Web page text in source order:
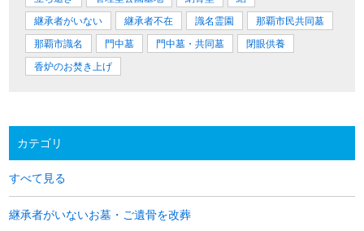
継承者がいない
継承者不在 識名霊園
那覇市民共同墓
那覇市識名
門中墓 門中墓・共同墓
閉眼供養
香炉のお焚き上げ
カテゴリ
すべて見る
継承者がいないお墓・ご遺骨を改葬